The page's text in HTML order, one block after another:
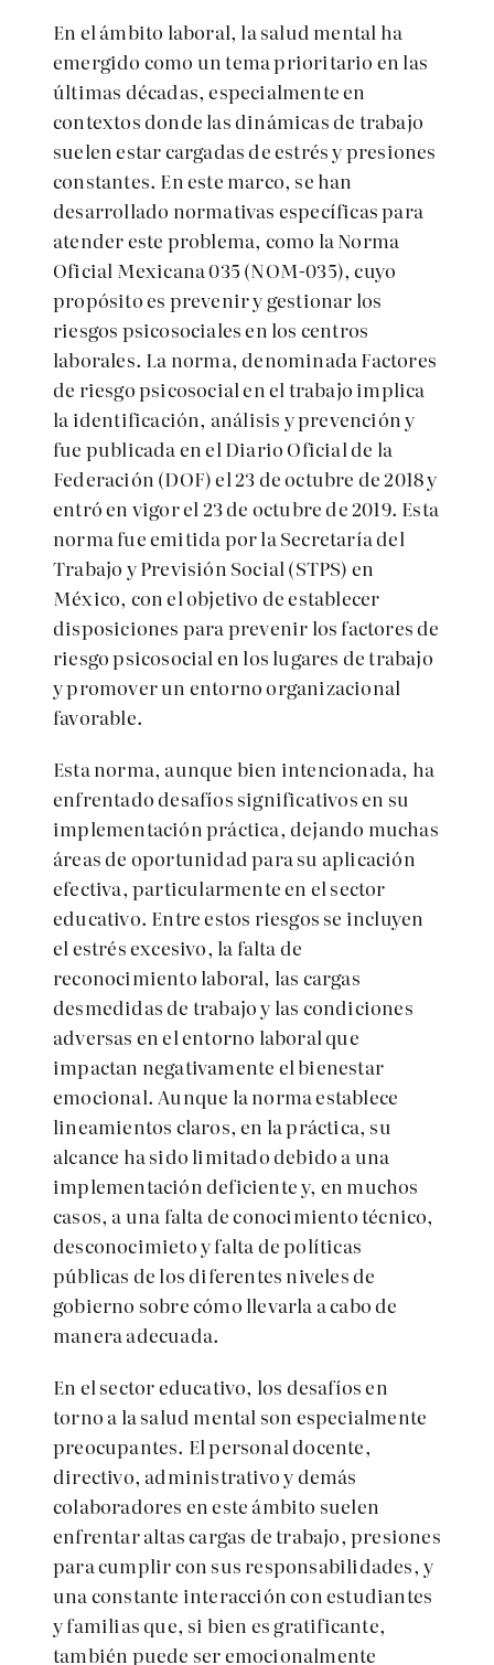
En el ámbito laboral, la salud mental ha
emergido como un tema prioritario en las
últimas décadas, especialmente en
contextos donde las dinámicas de trabajo
suelen estar cargadas de estrés y presiones
constantes. En este marco, se han
desarrollado normativas específicas para
atender este problema, como la Norma
Oficial Mexicana 035 (NOM-035), cuyo
propósito es prevenir y gestionar los
riesgos psicosociales en los centros
laborales. La norma, denominada Factores
de riesgo psicosocial en el trabajo implica
la identificación, análisis y prevención y
fue publicada en el Diario Oficial de la
Federación (DOF) el 23 de octubre de 2018 y
entró en vigor el 23 de octubre de 2019. Esta
norma fue emitida por la Secretaría del
Trabajo y Previsión Social (STPS) en
México, con el objetivo de establecer
disposiciones para prevenir los factores de
riesgo psicosocial en los lugares de trabajo
y promover un entorno organizacional
favorable.
Esta norma, aunque bien intencionada, ha
enfrentado desafíos significativos en su
implementación práctica, dejando muchas
áreas de oportunidad para su aplicación
efectiva, particularmente en el sector
educativo. Entre estos riesgos se incluyen
el estrés excesivo, la falta de
reconocimiento laboral, las cargas
desmedidas de trabajo y las condiciones
adversas en el entorno laboral que
impactan negativamente el bienestar
emocional. Aunque la norma establece
lineamientos claros, en la práctica, su
alcance ha sido limitado debido a una
implementación deficiente y, en muchos
casos, a una falta de conocimiento técnico,
desconocimieto y falta de políticas
públicas de los diferentes niveles de
gobierno sobre cómo llevarla a cabo de
manera adecuada.
En el sector educativo, los desafíos en
torno a la salud mental son especialmente
preocupantes. El personal docente,
directivo, administrativo y demás
colaboradores en este ámbito suelen
enfrentar altas cargas de trabajo, presiones
para cumplir con sus responsabilidades, y
una constante interacción con estudiantes
y familias que, si bien es gratificante,
también puede ser emocionalmente